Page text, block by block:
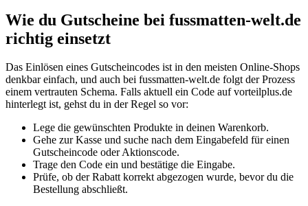
Wie du Gutscheine bei fussmatten-welt.de
richtig einsetzt
Das Einlösen eines Gutscheincodes ist in den meisten Online-Shops
denkbar einfach, und auch bei fussmatten-welt.de folgt der Prozess
einem vertrauten Schema. Falls aktuell ein Code auf vorteilplus.de
hinterlegt ist, gehst du in der Regel so vor:
Lege die gewünschten Produkte in deinen Warenkorb.
Gehe zur Kasse und suche nach dem Eingabefeld für einen
Gutscheincode oder Aktionscode.
Trage den Code ein und bestätige die Eingabe.
Prüfe, ob der Rabatt korrekt abgezogen wurde, bevor du die
Bestellung abschließt.